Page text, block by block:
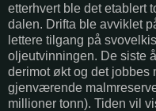
etterhvert ble det etablert
dalen. Drifta ble avviklet
lettere tilgang på
oljeutvinningen. De siste
derimot økt og det jobbes
gjenværende
millioner tonn). Tiden vil